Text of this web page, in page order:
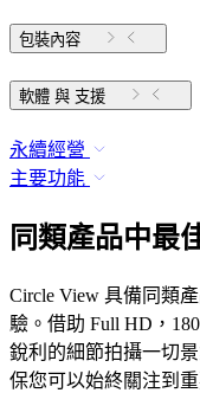
包裝內容
軟體 與 支援
永續經營
主要功能
同類產品中最
Circle View 具備同類
驗。借助 Full HD，
銳利的細節拍攝一切
保您可以始終關注到